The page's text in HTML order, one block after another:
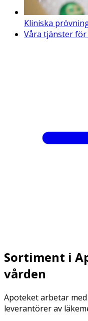
Kliniska
Våra tjänster
Sortiment i
vården
Apoteket arbetar
leverantörer av